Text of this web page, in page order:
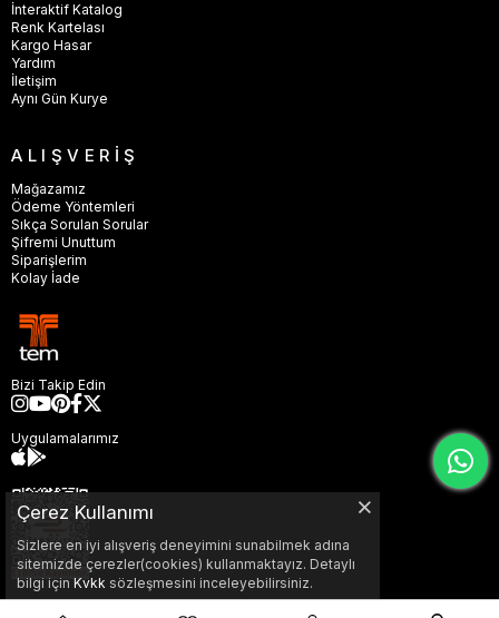
İnteraktif Katalog
Renk Kartelası
Kargo Hasar
Yardım
İletişim
Aynı Gün Kurye
ALIŞVERİŞ
Mağazamız
Ödeme Yöntemleri
Sıkça Sorulan Sorular
Şifremi Unuttum
Siparişlerim
Kolay İade
Bizi Takip Edin
Uygulamalarımız
Çerez Kullanımı
Sizlere en iyi alışveriş deneyimini sunabilmek adına
sitemizde çerezler(cookies) kullanmaktayız. Detaylı
bilgi için Kvkk sözleşmesini inceleyebilirsiniz.